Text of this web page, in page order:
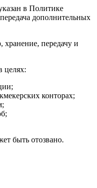
в Политике
дополнительных
хранение, передачу и
целях:
конторах;
быть отозвано.